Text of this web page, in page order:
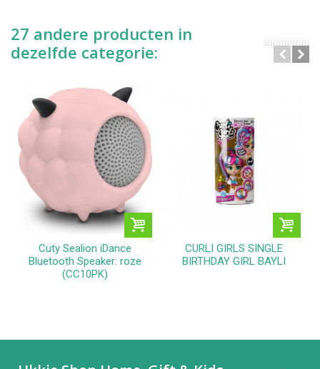
27 andere producten in
dezelfde categorie:
Cuty Sealion iDance
Bluetooth Speaker: roze
(CC10PK)
CURLI GIRLS SINGLE
BIRTHDAY GIRL BAYLI